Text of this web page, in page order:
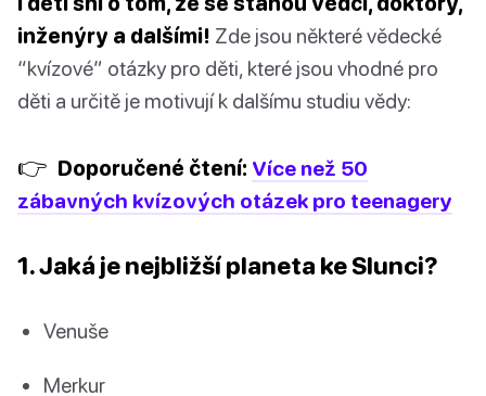
inženýry a dalšími! Zde jsou některé vědecké
“kvízové” otázky pro děti, které jsou vhodné pro
děti a určitě je motivují k dalšímu studiu vědy:
👉 Doporučené čtení: Více než 50
zábavných kvízových otázek pro teenagery
1. Jaká je nejbližší planeta ke Slunci?
Venuše
Merkur